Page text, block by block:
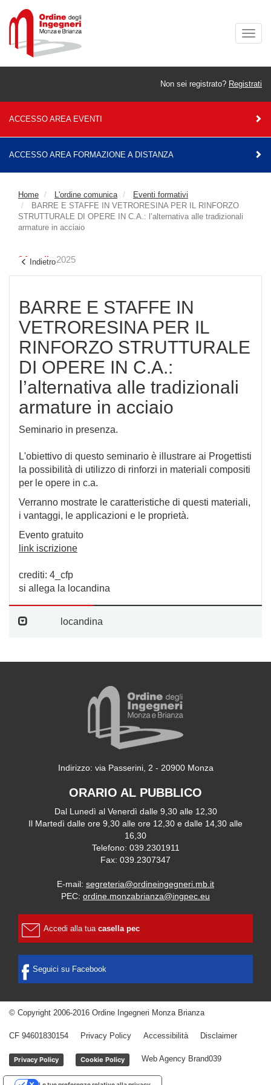
Non sei registrato? Registrati
ACCESSO AREA EVENTI
ACCESSO AREA FORMAZIONE A DISTANZA
Home L'ordine comunica
Eventi formativi
BARRE E STAFFE IN VETRORESINA PER IL RINFORZO
STRUTTURALE DI OPERE IN C.A.: l’alternativa alle tradizionali
armature in acciaio
04 aprile2025
Indietro
BARRE E STAFFE IN
VETRORESINA PER IL
RINFORZO STRUTTURALE
DI OPERE IN C.A.:
l’alternativa alle tradizionali
armature in acciaio
Seminario in presenza.
L'obiettivo di questo seminario è illustrare ai Progettisti
la possibilità di utilizzo di rinforzi in materiali compositi
per le opere in c.a.
Verranno mostrate le caratteristiche di questi materiali,
i vantaggi, le applicazioni e le proprietà.
Evento gratuito
link iscrizione
crediti: 4_cfp
si allega la locandina
locandina
Indirizzo: via Passerini, 2 - 20900 Monza
ORARIO AL PUBBLICO
Dal Lunedì al Venerdì dalle 9,30 alle 12,30
Il Martedì dalle ore 9,30 alle ore 12,30 e dalle 14,30 alle
16,30
Telefono: 039.2301911
Fax: 039.2307347
E-mail: segreteria@ordineingegneri.mb.it
PEC: ordine.monzabrianza@ingpec.eu
Accedi alla tua casella pec
Seguici su Facebook
© Copyright 2006-2016 Ordine Ingegneri Monza Brianza
CF 94601830154 Privacy Policy Accessibilità Disclaimer
Privacy Policy Cookie Policy Web Agency Brand039